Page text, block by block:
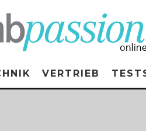
VERTRIEB